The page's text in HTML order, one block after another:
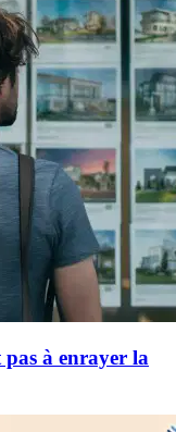
à enrayer la